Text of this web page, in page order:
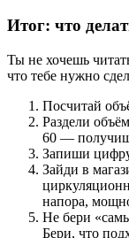
Итог: что
Ты не хочешь
что тебе нужно
Посчитай
Раздели
60 —
Запиши
Зайди в
напора,
Не бери
Бери, что